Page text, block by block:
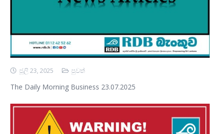
ජූලි 23, 2025 පුවත්
The Daily Morning Business 23.07.2025